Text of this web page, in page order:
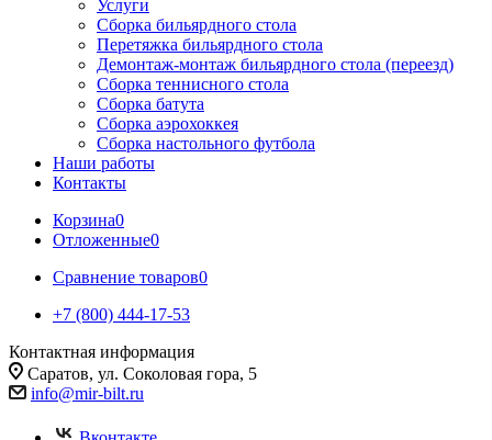
Услуги
Сборка бильярдного стола
Перетяжка бильярдного стола
Демонтаж-монтаж бильярдного стола (переезд)
Сборка теннисного стола
Сборка батута
Сборка аэрохоккея
Сборка настольного футбола
Наши работы
Контакты
Корзина0
Отложенные0
Сравнение товаров0
+7 (800) 444-17-53
Контактная информация
Саратов, ул. Соколовая гора, 5
info@mir-bilt.ru